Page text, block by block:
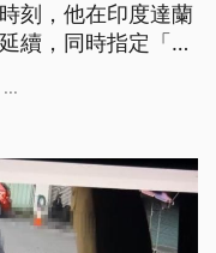
刻，他在印度達蘭
續，同時指定「達
期待外，也激起中
...